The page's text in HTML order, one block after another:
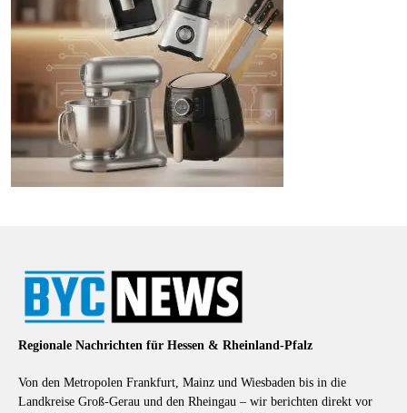
Regionale Nachrichten für Hessen & Rheinland-Pfalz
Von den Metropolen Frankfurt, Mainz und Wiesbaden bis in die
Landkreise Groß-Gerau und den Rheingau – wir berichten direkt vor